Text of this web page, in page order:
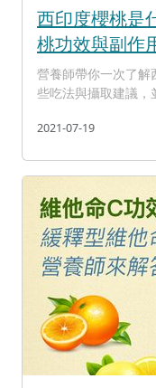
西印度櫻桃是
桃功效與副作
營養師帶你一次了解
些吃法與攝取建議，
2021-07-19